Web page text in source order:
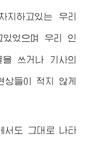
지하고있는 우리
있었으며 우리 인
쓰거나 기사의
들이 적지 않게
서도 그대로 나타